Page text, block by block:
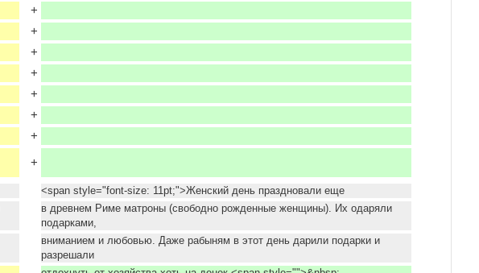
+
+
+
+
+
+
+
+
<span style="font-size: 11pt;">Женский день праздновали еще
в древнем Риме матроны (свободно рожденные женщины). Их одаряли
подарками,
вниманием и любовью. Даже рабыням в этот день дарили подарки и
разрешали